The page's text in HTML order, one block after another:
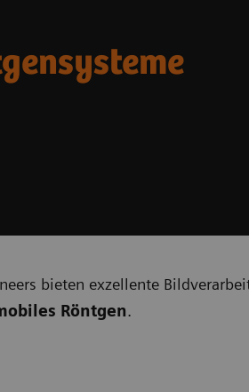
bieten exzellente
Röntgen.